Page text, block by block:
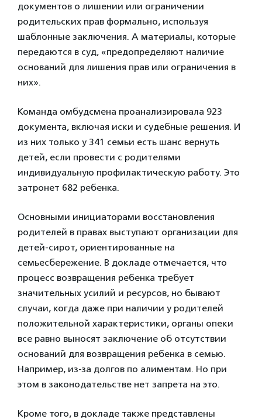
документов о лишении или ограничении
родительских прав формально, используя
шаблонные заключения. А материалы, которые
передаются в суд, «предопределяют наличие
оснований для лишения прав или ограничения в
них».
Команда омбудсмена проанализировала 923
документа, включая иски и судебные решения. И
из них только у 341 семьи есть шанс вернуть
детей, если провести с родителями
индивидуальную профилактическую работу. Это
затронет 682 ребенка.
Основными инициаторами восстановления
родителей в правах выступают организации для
детей-сирот, ориентированные на
семьесбережение. В докладе отмечается, что
процесс возвращения ребенка требует
значительных усилий и ресурсов, но бывают
случаи, когда даже при наличии у родителей
положительной характеристики, органы опеки
все равно выносят заключение об отсутствии
оснований для возвращения ребенка в семью.
Например, из-за долгов по алиментам. Но при
этом в законодательстве нет запрета на это.
Кроме того, в докладе также представлены